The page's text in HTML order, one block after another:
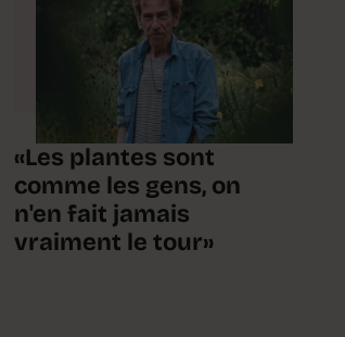
«Les plantes sont
comme les gens, on
n'en fait jamais
vraiment le tour»